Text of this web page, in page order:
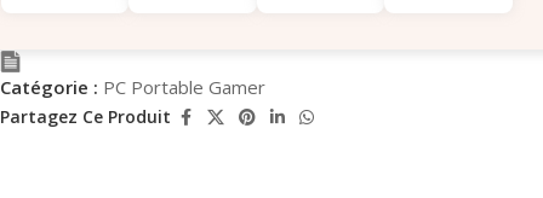
Catégorie : PC Portable Gamer
Partagez Ce Produit